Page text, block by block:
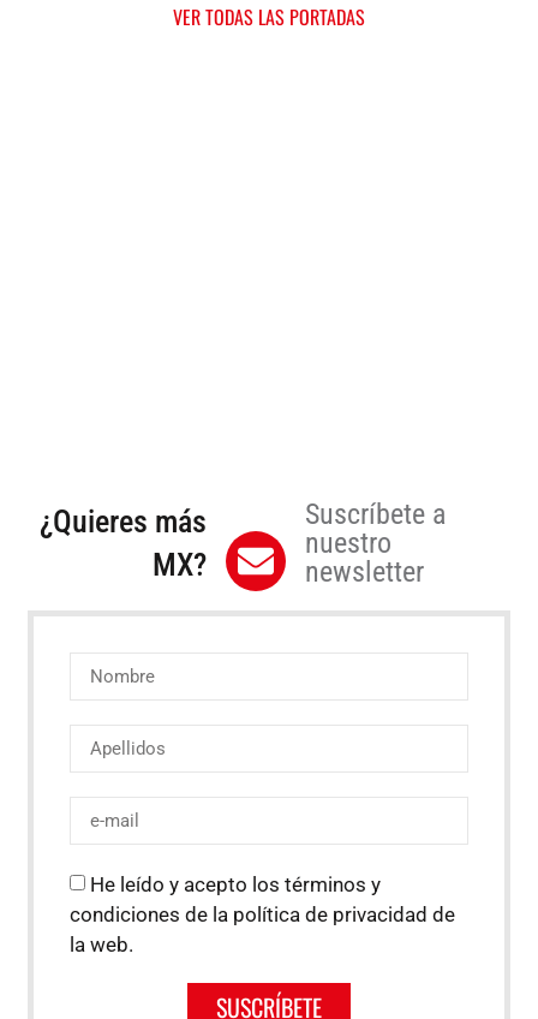
VER TODAS LAS PORTADAS
¿Quieres más
MX?
Suscríbete a
nuestro
newsletter
He leído y acepto los términos y
condiciones de la política de privacidad de
la web.
SUSCRÍBETE